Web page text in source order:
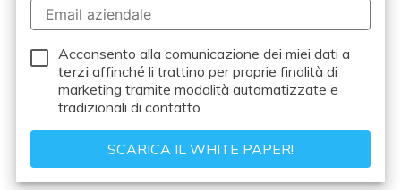
Acconsento alla comunicazione dei miei dati a
terzi affinché li trattino per proprie finalità di
marketing tramite modalità automatizzate e
tradizionali di contatto.